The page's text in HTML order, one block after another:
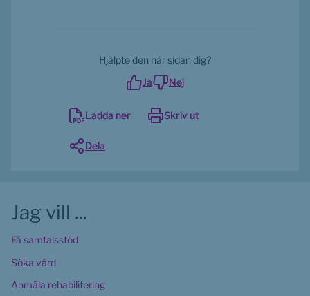
Hjälpte den här sidan dig?
Ja
Nej
Ladda ner Skriv ut
Dela
Jag vill ...
Få samtalsstöd
Söka vård
Anmäla rehabilitering